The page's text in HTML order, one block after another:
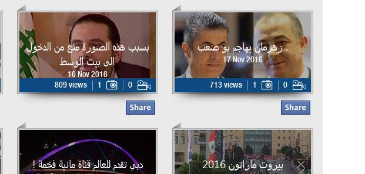
. زهرمان يهاجم بو صعب
17 Nov 2016
713 views 1 0
بسبب هذه الصورة منع من الدخول
الى بيت الوسط
16 Nov 2016
809 views
1 0
بيروت ماراتون 2016 دبي تقدم للعالم قناة مائية فخمة !